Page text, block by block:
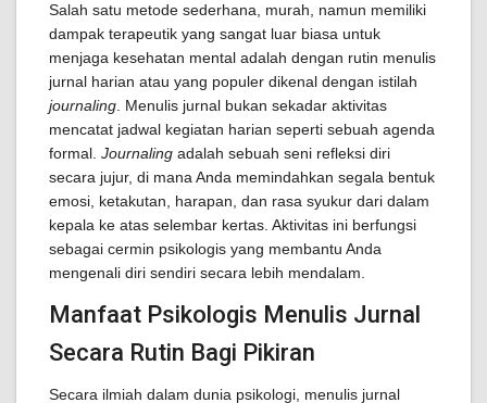
Salah satu metode sederhana, murah, namun memiliki
dampak terapeutik yang sangat luar biasa untuk
menjaga kesehatan mental adalah dengan rutin menulis
jurnal harian atau yang populer dikenal dengan istilah
journaling . Menulis jurnal bukan sekadar aktivitas
mencatat jadwal kegiatan harian seperti sebuah agenda
formal. Journaling adalah sebuah seni refleksi diri
secara jujur, di mana Anda memindahkan segala bentuk
emosi, ketakutan, harapan, dan rasa syukur dari dalam
kepala ke atas selembar kertas. Aktivitas ini berfungsi
sebagai cermin psikologis yang membantu Anda
mengenali diri sendiri secara lebih mendalam.
Manfaat Psikologis Menulis Jurnal
Secara Rutin Bagi Pikiran
Secara ilmiah dalam dunia psikologi, menulis jurnal